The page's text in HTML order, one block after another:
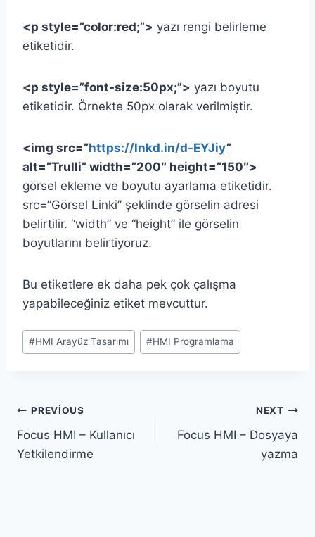
<p style=”color:red;”> yazı rengi belirleme
etiketidir.
<p style=”font-size:50px;”> yazı boyutu
etiketidir. Örnekte 50px olarak verilmiştir.
<img src=”https://lnkd.in/d-EYJiy”
alt=”Trulli” width=”200″ height=”150″>
görsel ekleme ve boyutu ayarlama etiketidir.
src=”Görsel Linki” şeklinde görselin adresi
belirtilir. “width” ve “height” ile görselin
boyutlarını belirtiyoruz.
Bu etiketlere ek daha pek çok çalışma
yapabileceğiniz etiket mevcuttur.
Post
Tags:
#HMI Arayüz Tasarımı #HMI Programlama
Yazı
gezinmesi
PREVIOUS
Focus HMI – Kullanıcı
Yetkilendirme
NEXT
Focus HMI – Dosyaya
yazma